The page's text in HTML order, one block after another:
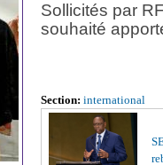
Sollicités par
souhaité
Section: international